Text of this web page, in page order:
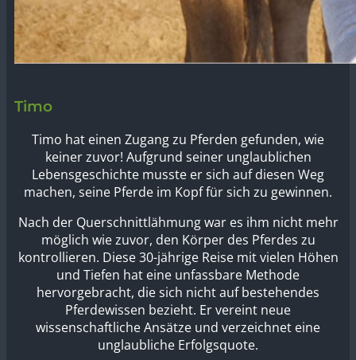
Timo
Timo hat einen Zugang zu Pferden gefunden, wie
keiner zuvor! Aufgrund seiner unglaublichen
Lebensgeschichte musste er sich auf diesen Weg
machen, seine Pferde im Kopf für sich zu gewinnen.
Nach der Querschnittlähmung war es ihm nicht mehr
möglich wie zuvor, den Körper des Pferdes zu
kontrollieren. Diese 30-jährige Reise mit vielen Höhen
und Tiefen hat eine unfassbare Methode
hervorgebracht, die sich nicht auf bestehendes
Pferdewissen bezieht. Er vereint neue
wissenschaftliche Ansätze und verzeichnet eine
unglaubliche Erfolgsquote.